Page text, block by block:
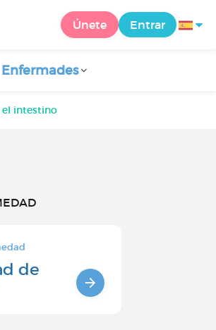
Únete Entrar
Enfermades
el intestino
de